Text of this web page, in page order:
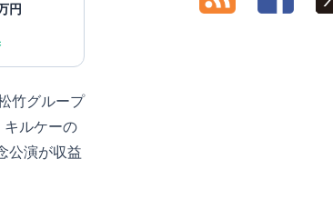
円
竹グループ
キルケーの
公演が収益